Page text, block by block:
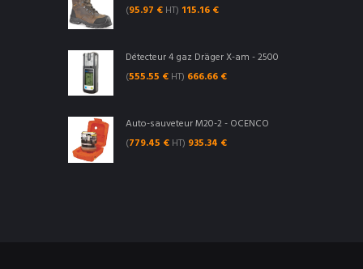
(95.97 €HT) 115.16 €
Détecteur 4 gaz Dräger X-am - 2500
(555.55 €HT) 666.66 €
Auto-sauveteur M20-2 - OCENCO
(779.45 €HT) 935.34 €